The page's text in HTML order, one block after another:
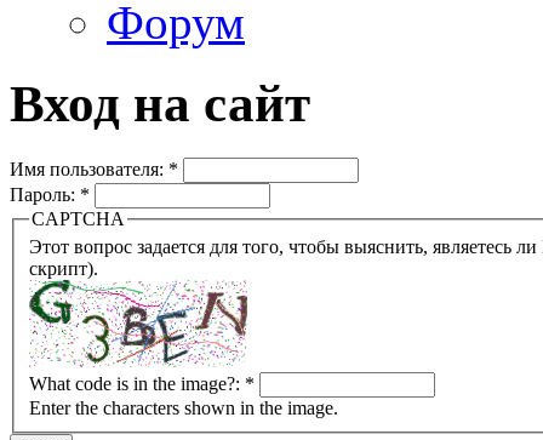
Форум
Вход на сайт
Имя пользователя: *
Пароль: *
CAPTCHA
Этот вопрос задается для того, чтобы выяснить, являетесь ли Вы человеком или представляете из себя робота
скрипт).
What code is in the image?: *
Enter the characters shown in the image.